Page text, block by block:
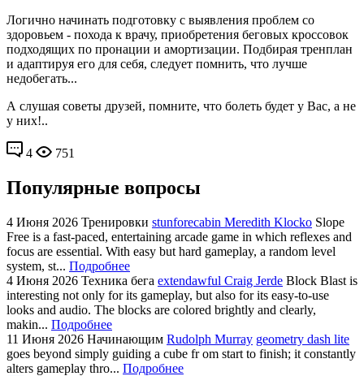
Логично начинать подготовку с выявления проблем со
здоровьем - похода к врачу, приобретения беговых кроссовок
подходящих по пронации и амортизации. Подбирая тренплан
и адаптируя его для себя, следует помнить, что лучше
недобегать...
А слушая советы друзей, помните, что болеть будет у Вас, а не
у них!..
4 751
Популярные вопросы
4 Июня 2026 Тренировки stunforecabin Meredith Klocko Slope
Free is a fast-paced, entertaining arcade game in which reflexes and
focus are essential. With easy but hard gameplay, a random level
system, st... Подробнее
4 Июня 2026 Техника бега extendawful Craig Jerde Block Blast is
interesting not only for its gameplay, but also for its easy-to-use
looks and audio. The blocks are colored brightly and clearly,
makin... Подробнее
11 Июня 2026 Начинающим Rudolph Murray geometry dash lite
goes beyond simply guiding a cube fr om start to finish; it constantly
alters gameplay thro... Подробнее